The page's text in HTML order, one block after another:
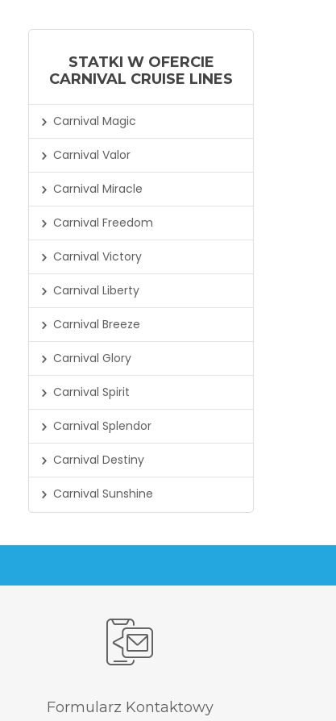
STATKI W OFERCIE
CARNIVAL CRUISE LINES
Carnival Magic
Carnival Valor
Carnival Miracle
Carnival Freedom
Carnival Victory
Carnival Liberty
Carnival Breeze
Carnival Glory
Carnival Spirit
Carnival Splendor
Carnival Destiny
Carnival Sunshine
Carnival Fantasy
Carnival Paradise
Carnival Conquest
Formularz Kontaktowy